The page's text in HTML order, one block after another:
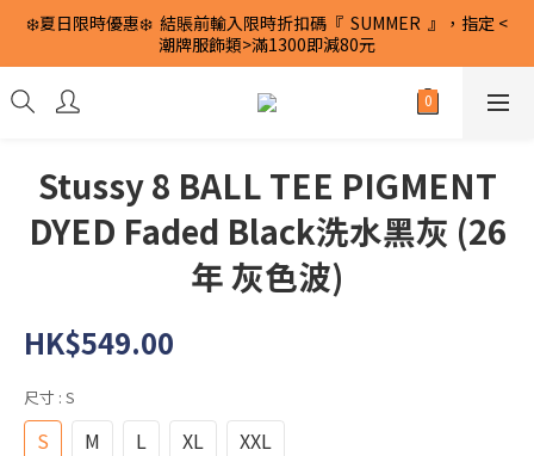
❄️夏日限時優惠❄️  結賬前輸入限時折扣碼『  SUMMER  』，指定 <
潮牌服飾類>滿1300即減80元
Stussy 8 BALL TEE PIGMENT
DYED Faded Black洗水黑灰 (26
年 灰色波)
HK$549.00
尺寸 : S
S M L XL XXL